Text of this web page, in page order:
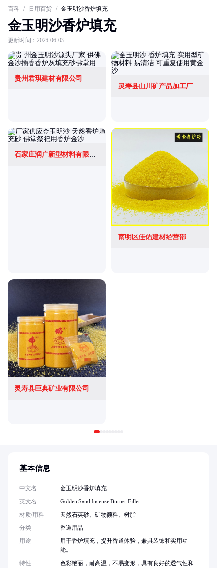
百科 / 日用百货 / 金玉明沙香炉填充
金玉明沙香炉填充
更新时间：2026-06-03
贵州君琪建材有限公司
灵寿县山川矿产品加工厂
石家庄润广新型材料有限公司
南明区佳佑建材经营部
灵寿县巨典矿业有限公司
基本信息
中文名
金玉明沙香炉填充
英文名
Golden Sand Incense Burner Filler
材质/用料
天然石英砂、矿物颜料、树脂
分类
香道用品
用途
用于香炉填充，提升香道体验，兼具装饰和实用功
能。
特性
色彩艳丽，耐高温，不易变形，具有良好的透气性和